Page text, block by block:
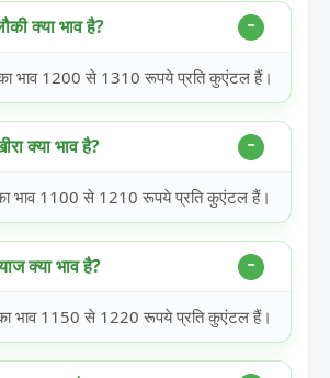
क्या भाव है?
भाव 1200 से 1310 रूपये प्रति कुएंटल हैं।
क्या भाव है?
भाव 1100 से 1210 रूपये प्रति कुएंटल हैं।
क्या भाव है?
भाव 1150 से 1220 रूपये प्रति कुएंटल हैं।